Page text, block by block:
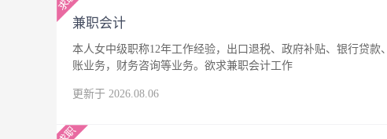
兼职会计
本人女中级职称12年工作经验，出口退税、政府补贴、银行贷
账业务，财务咨询等业务。欲求兼职会计工作
更新于 2026.08.06